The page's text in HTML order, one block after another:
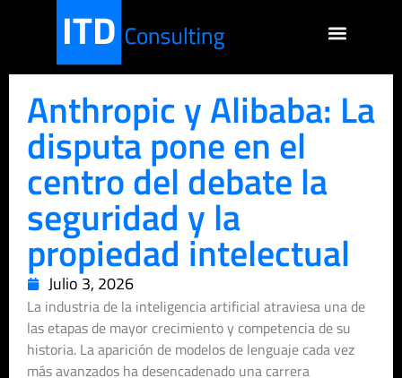
Anthropic y Alibaba: La
disputa pone en el
centro del debate la
seguridad y la
propiedad intelectual
Julio 3, 2026
La industria de la inteligencia artificial atraviesa una de
las etapas de mayor crecimiento y competencia de su
historia. La aparición de modelos de lenguaje cada vez
más avanzados ha desencadenado una carrera